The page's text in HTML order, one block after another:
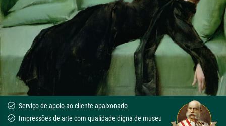
Serviço de apoio ao cliente apaixonado
Impressões de arte com qualidade digna de museu